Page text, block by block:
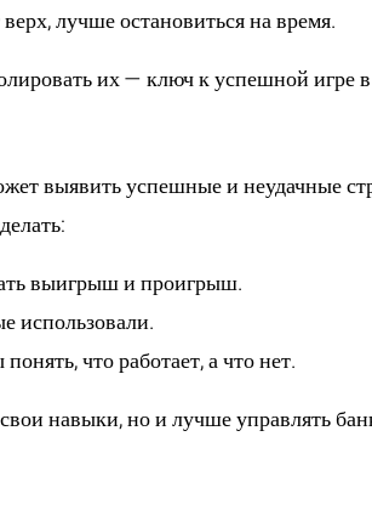
лучше остановиться на время.
их — ключ к успешной игре
выявить успешные и неудачные
выигрыш и проигрыш.
использовали.
что работает, а что нет.
навыки, но и лучше управлять